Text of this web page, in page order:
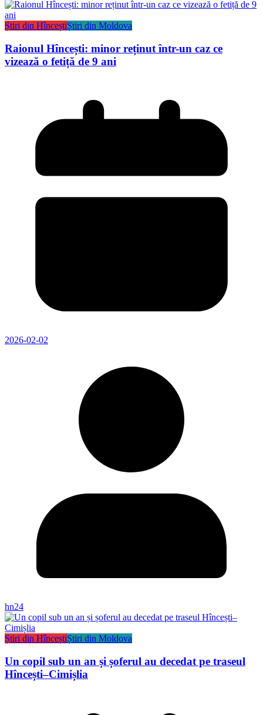
Știri din HînceștiȘtiri din Moldova
Raionul Hîncești: minor reținut într-un caz ce
vizează o fetiță de 9 ani
2026-02-02
hn24
Știri din HînceștiȘtiri din Moldova
Un copil sub un an și șoferul au decedat pe traseul
Hîncești–Cimișlia